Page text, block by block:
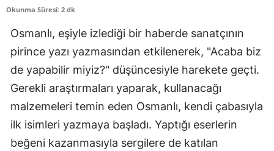
Edirne
Elazığ
Erzincan
Erzurum
Eskişehir
Okunma Süresi: 2 dk
Osmanlı, eşiyle izlediği bir haberde sanatçının
pirince yazı yazmasından etkilenerek, "Acaba biz
de yapabilir miyiz?" düşüncesiyle harekete geçti.
Gerekli araştırmaları yaparak, kullanacağı
malzemeleri temin eden Osmanlı, kendi çabasıyla
ilk isimleri yazmaya başladı. Yaptığı eserlerin
beğeni kazanmasıyla sergilere de katılan